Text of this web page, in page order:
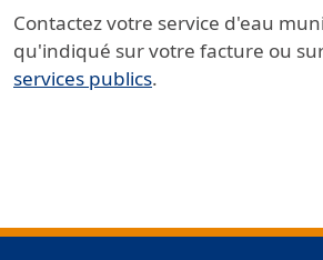
Contactez votre service d'eau
qu'indiqué sur votre facture ou
services publics.